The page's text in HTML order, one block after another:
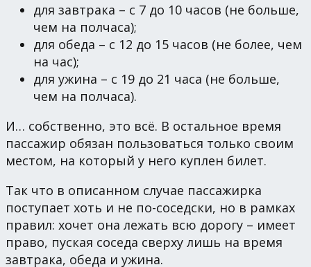
для завтрака – с 7 до 10 часов (не больше,
чем на полчаса);
для обеда – с 12 до 15 часов (не более, чем
на час);
для ужина – с 19 до 21 часа (не больше,
чем на полчаса).
И… собственно, это всё. В остальное время
пассажир обязан пользоваться только своим
местом, на который у него куплен билет.
Так что в описанном случае пассажирка
поступает хоть и не по-соседски, но в рамках
правил: хочет она лежать всю дорогу – имеет
право, пуская соседа сверху лишь на время
завтрака, обеда и ужина.